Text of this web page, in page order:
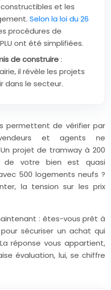
et les
Selon la loi du 26
procédures de
ont été simplifiées.
de construire:
il révèle les projets
dans le secteur.
permettent de vérifier par
et agents ne
projet de tramway à 200
de votre bien est quasi
500 logements neufs ?
la tension sur les prix
: êtes-vous prêt à
sécuriser un achat qui
réponse vous appartient,
évaluation, lui, se chiffre